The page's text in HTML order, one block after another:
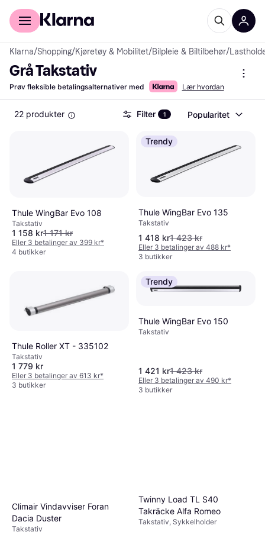
For kunder
Klarna/Shopping/Kjøretøy & Mobilitet/Bilpleie & Biltilbehør/
Grå Takstativ
Prøv fleksible betalingsalternativer med Lær hvordan
22 produkter Filter 1 Popularitet
Thule WingBar Evo 108
Takstativ
1 158 kr1 171 kr
Eller 3 betalinger av 399 kr*
4 butikker
Trendy
Thule WingBar Evo 135
Takstativ
1 418 kr1 423 kr
Eller 3 betalinger av 488 kr*
3 butikker
Thule Roller XT - 335102
Takstativ
1 779 kr
Eller 3 betalinger av 613 kr*
3 butikker
Trendy
Thule WingBar Evo 150
Takstativ
1 421 kr1 423 kr
Eller 3 betalinger av 490 kr*
3 butikker
Climair Vindavviser Foran
Dacia Duster
Takstativ
Twinny Load TL S40
Takräcke Alfa Romeo
Takstativ, Sykkelholder